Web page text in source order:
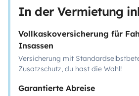
In der Vermietung
Vollkaskoversicherung für
Insassen
Versicherung mit
Zusatzschutz, du hast die Wahl!
Garantierte Abreise